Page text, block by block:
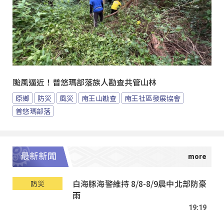
颱風逼近！普悠瑪部落族人勘查共管山林
原鄉 防災 風災 南王山勘查
南王社區發展協會
普悠瑪部落
最新新聞
防災
白海豚海警維持 8/8-8/9晨中北部防豪
雨
19:19